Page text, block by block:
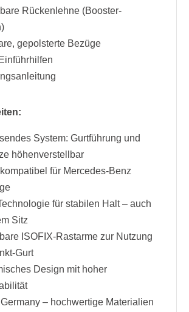
Rückenlehne (Booster-
gepolsterte Bezüge
System: Gurtführung und
höhenverstellbar
für Mercedes-Benz
für stabilen Halt – auch
Sitz
ISOFIX-Rastarme zur Nutzung
Gurt
Design mit hoher
– hochwertige Materialien